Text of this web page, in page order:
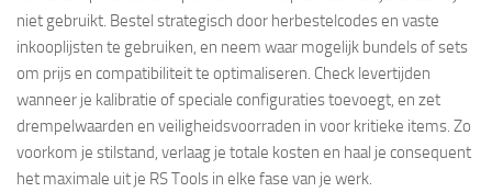
niet gebruikt. Bestel strategisch door herbestelcodes en vaste
inkooplijsten te gebruiken, en neem waar mogelijk bundels of sets
om prijs en compatibiliteit te optimaliseren. Check levertijden
wanneer je kalibratie of speciale configuraties toevoegt, en zet
drempelwaarden en veiligheidsvoorraden in voor kritieke items. Zo
voorkom je stilstand, verlaag je totale kosten en haal je consequent
het maximale uit je RS Tools in elke fase van je werk.